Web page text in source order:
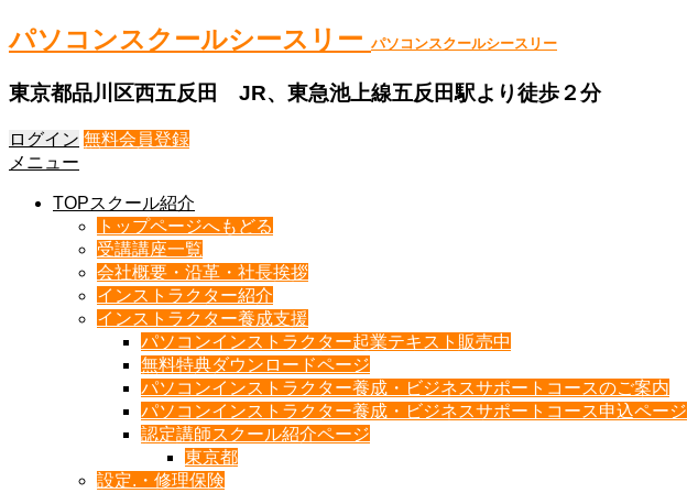
パソコンスクールシースリー パソコンスクールシースリー
東京都品川区西五反田 JR、東急池上線五反田駅より徒歩２分
ログイン 無料会員登録
メニュー
TOPスクール紹介
トップページへもどる
受講講座一覧
会社概要・沿革・社長挨拶
インストラクター紹介
インストラクター養成支援
パソコンインストラクター起業テキスト販売中
無料特典ダウンロードページ
パソコンインストラクター養成・ビジネスサポートコースのご案内
パソコンインストラクター養成・ビジネスサポートコース申込ページ
認定講師スクール紹介ページ
東京都
設定.・修理保険